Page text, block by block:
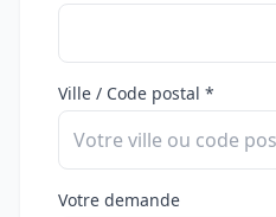
Ville / Code postal *
Votre demande